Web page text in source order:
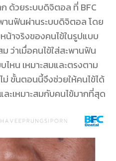
ด้วยระบบดิจิตอล ที่ BFC
านฟันผ่านระบบดิจิตอล โดย
าจริงของคนไข้ในรูปแบบ
ว่าเมื่อคนไข้ใส่สะพานฟัน
หน เหมาะสมและตรงตาม
ขั้นตอนนี้จึงช่วยให้คนไข้ได้
เหมาะสมกับคนไข้มากที่สุด